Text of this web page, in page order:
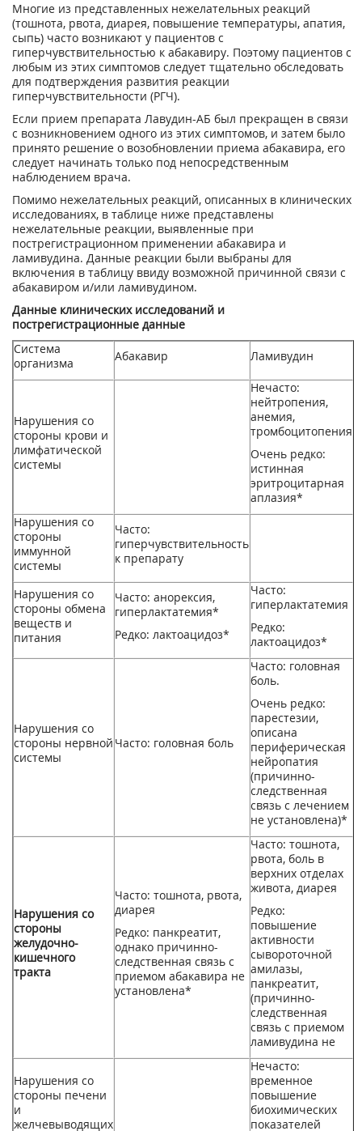
Многие из представленных нежелательных реакций
(тошнота, рвота, диарея, повышение температуры, апатия,
сыпь) часто возникают у пациентов с
гиперчувствительностью к абакавиру. Поэтому пациентов с
любым из этих симптомов следует тщательно обследовать
для подтверждения развития реакции
гиперчувствительности (РГЧ).
Если прием препарата Лавудин-АБ был прекращен в связи
с возникновением одного из этих симптомов, и затем было
принято решение о возобновлении приема абакавира, его
следует начинать только под непосредственным
наблюдением врача.
Помимо нежелательных реакций, описанных в клинических
исследованиях, в таблице ниже представлены
нежелательные реакции, выявленные при
пострегистрационном применении абакавира и
ламивудина. Данные реакции были выбраны для
включения в таблицу ввиду возможной причинной связи с
абакавиром и/или ламивудином.
Данные клинических исследований и
пострегистрационные данные
Система
организма
Абакавир Ламивудин
Нарушения со
стороны крови и
лимфатической
системы
Нечасто:
нейтропения,
анемия,
тромбоцитопения
Очень редко:
истинная
эритроцитарная
аплазия*
Нарушения со
стороны
иммунной
системы
Часто:
гиперчувствительность
к препарату
Нарушения со
стороны обмена
веществ и
питания
Часто: анорексия,
гиперлактатемия*
Редко: лактоацидоз*
Часто:
гиперлактатемия
Редко:
лактоацидоз*
Нарушения со
стороны нервной
системы
Часто: головная боль
Часто: головная
боль.
Очень редко:
парестезии,
описана
периферическая
нейропатия
(причинно-
следственная
связь с лечением
не установлена)*
Нарушения со
стороны
желудочно-
кишечного
тракта
Часто: тошнота, рвота,
диарея
Редко: панкреатит,
однако причинно-
следственная связь с
приемом абакавира не
установлена*
Часто: тошнота,
рвота, боль в
верхних отделах
живота, диарея
Редко:
повышение
активности
сывороточной
амилазы,
панкреатит,
(причинно-
следственная
связь с приемом
ламивудина не
Нарушения со
стороны печени
и
желчевыводящих
Нечасто:
временное
повышение
биохимических
показателей